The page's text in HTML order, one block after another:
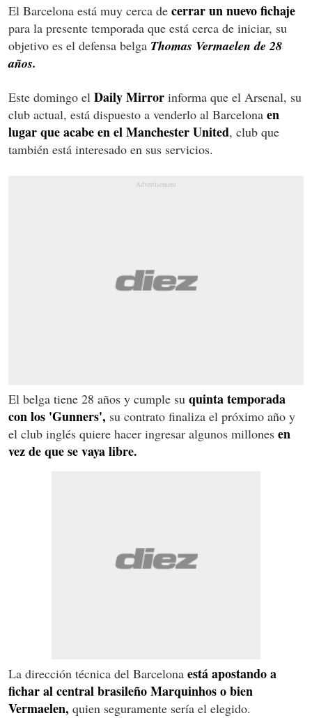
El Barcelona está muy cerca de cerrar un nuevo fichaje
para la presente temporada que está cerca de iniciar, su
objetivo es el defensa belga Thomas Vermaelen de 28
años.
Este domingo el Daily Mirror informa que el Arsenal, su
club actual, está dispuesto a venderlo al Barcelona en
lugar que acabe en el Manchester United, club que
también está interesado en sus servicios.
El belga tiene 28 años y cumple su quinta temporada
con los 'Gunners', su contrato finaliza el próximo año y
el club inglés quiere hacer ingresar algunos millones en
vez de que se vaya libre.
La dirección técnica del Barcelona está apostando a
fichar al central brasileño Marquinhos o bien
Vermaelen, quien seguramente sería el elegido.